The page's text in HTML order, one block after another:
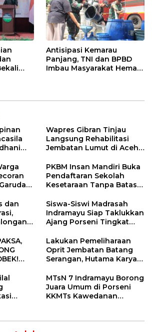
Antisipasi Kemarau
Panjang, TNI dan BPBD
Imbau Masyarakat Hemat
Lewat
Wapres Gibran Tinjau
Langsung Rehabilitasi
Jembatan Lumut di Aceh
Konektivitas Pulih Cepat
PKBM Insan Mandiri Buka
Pendaftaran Sekolah
Kesetaraan Tanpa Batas
dan
Siswa-Siswi Madrasah
Indramayu Siap Taklukkan
Ajang Porseni Tingkat
Lakukan Pemeliharaan
Oprit Jembatan Batang
Serangan, Hutama Karya
55 Tol Binjai–Langsa
MTsN 7 Indramayu Borong
Juara Umum di Porseni
KKMTs Kawedanan